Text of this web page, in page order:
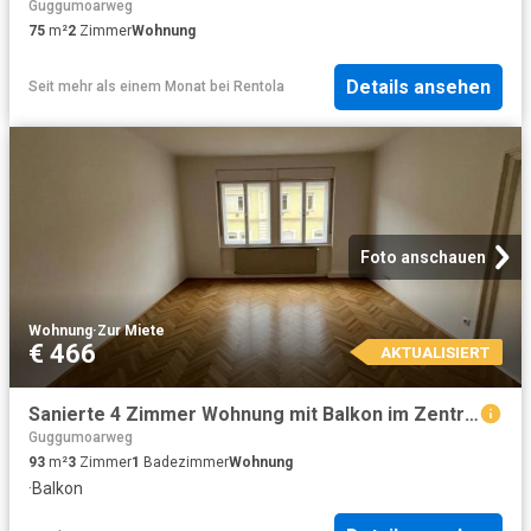
Guggumoarweg
75 m²2 ZimmerWohnung
Seit mehr als einem Monat bei Rentola Details ansehen
Foto anschauen
Wohnung·Zur Miete
€ 466 AKTUALISIERT
Sanierte 4 Zimmer Wohnung mit Balkon im Zentrum von Leoben zu vermieten
Guggumoarweg
93 m²3 Zimmer1 BadezimmerWohnung
·Balkon